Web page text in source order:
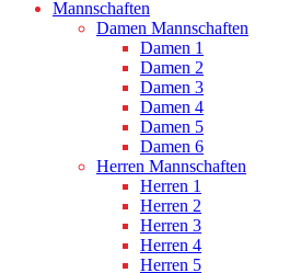
Mannschaften
Damen Mannschaften
Damen 1
Damen 2
Damen 3
Damen 4
Damen 5
Damen 6
Herren Mannschaften
Herren 1
Herren 2
Herren 3
Herren 4
Herren 5